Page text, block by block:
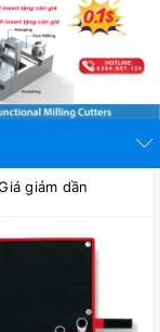
giảm dần